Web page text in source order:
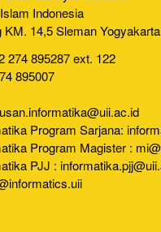
Indonesia
KM. 14,5 Sleman
274 895287 ext. 122
895007
Program Sarjana:
Program Magister :
PJJ :